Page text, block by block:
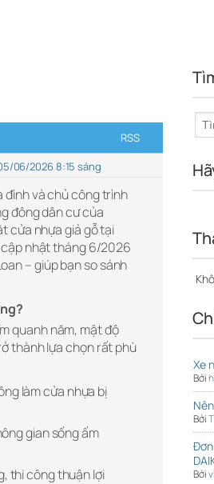
RSS
06/2026 8:15 sáng
đình và chủ công trình
đông dân cư của
cửa nhựa giả gỗ tại
cập nhật tháng 6/2026
– giúp bạn so sánh
quanh năm, mật độ
thành lựa chọn rất phù
làm cửa nhựa bị
gian sống ấm
thi công thuận lợi
Xe
Bởi
Bởi
Bởi